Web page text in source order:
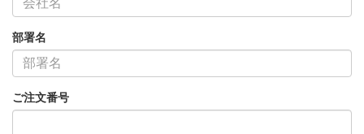
部署名
ご注文番号